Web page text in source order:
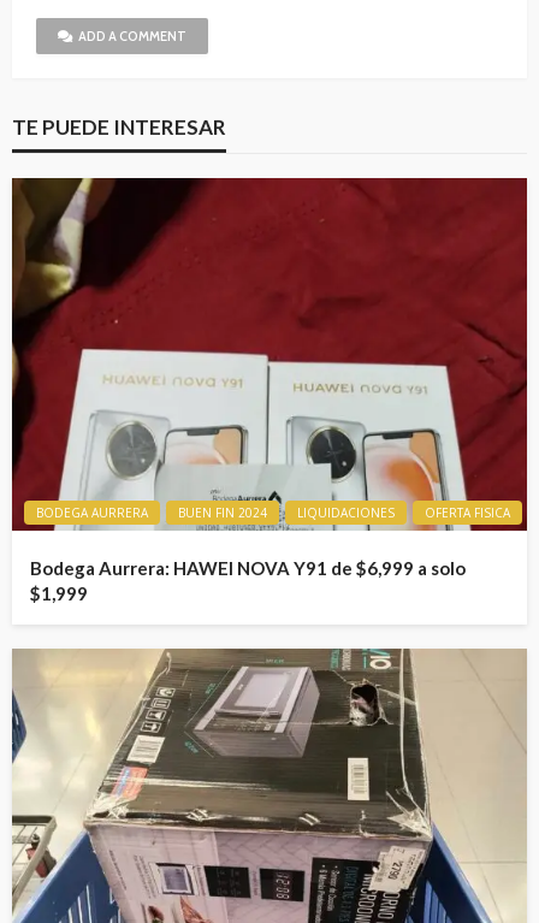
ADD A COMMENT
TE PUEDE INTERESAR
BODEGA AURRERA BUEN FIN 2024 LIQUIDACIONES OFERTA FISICA
Bodega Aurrera: HAWEI NOVA Y91 de $6,999 a solo
$1,999